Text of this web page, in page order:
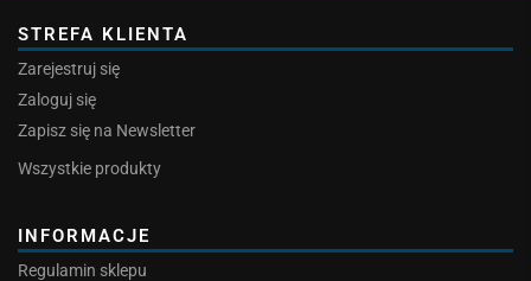
STREFA KLIENTA
Zarejestruj się
Zaloguj się
Zapisz się na Newsletter
Wszystkie produkty
INFORMACJE
Regulamin sklepu